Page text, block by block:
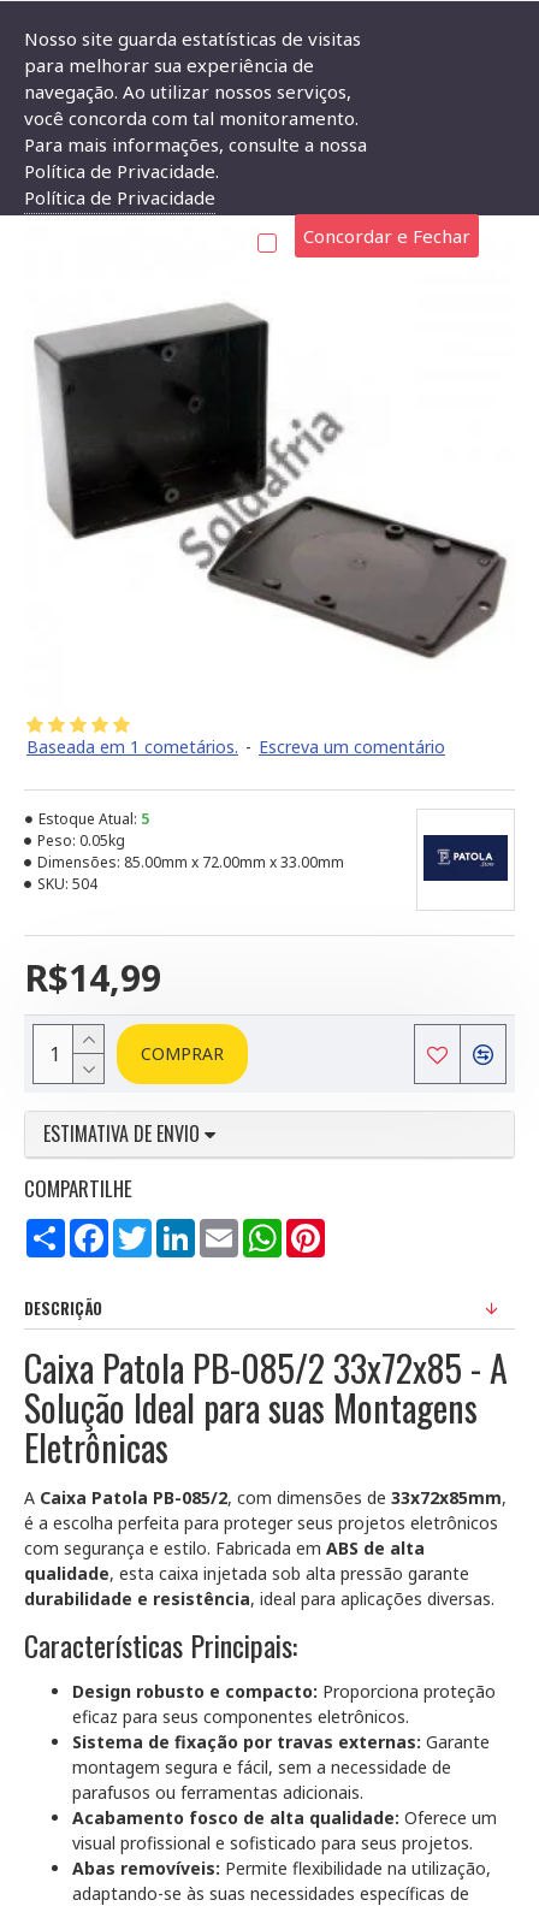
Caixa Patola PB-085/2 33x72x85
CAIXA PATOLA PB-085/2 33X72X85
Baseada em 1 cometários. - Escreva um comentário
R$14,99
Estoque Atual: 5
Peso: 0.05kg
Dimensões: 85.00mm x 72.00mm x 33.00mm
SKU: 504
COMPRAR
ESTIMATIVA DE ENVIO
COMPARTILHE
Compartilhar
FacebookTwitterLinkedInEmail WhatsApp
DESCRIÇÃO
Caixa Patola PB-085/2 33x72x85 - A
Solução Ideal para suas Montagens
Eletrônicas
A Caixa Patola PB-085/2, com dimensões de 33x72x85mm,
é a escolha perfeita para proteger seus projetos eletrônicos
com segurança e estilo. Fabricada em ABS de alta
qualidade, esta caixa injetada sob alta pressão garante
durabilidade e resistência, ideal para aplicações diversas.
Características Principais:
Design robusto e compacto: Proporciona proteção
eficaz para seus componentes eletrônicos.
Sistema de fixação por travas externas: Garante
montagem segura e fácil, sem a necessidade de
parafusos ou ferramentas adicionais.
Acabamento fosco de alta qualidade: Oferece um
visual profissional e sofisticado para seus projetos.
Abas removíveis: Permite flexibilidade na utilização,
adaptando-se às suas necessidades específicas de
Nosso site guarda estatísticas de visitas
para melhorar sua experiência de
navegação. Ao utilizar nossos serviços,
você concorda com tal monitoramento.
Para mais informações, consulte a nossa
Política de Privacidade.
Política de Privacidade
Concordar e Fechar